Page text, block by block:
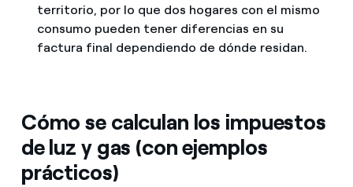
territorio, por lo que dos hogares con el mismo
consumo pueden tener diferencias en su
factura final dependiendo de dónde residan.
Cómo se calculan los impuestos
de luz y gas (con ejemplos
prácticos)